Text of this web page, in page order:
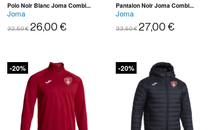
Polo Noir Blanc Joma Combi...
Joma
32,50 € 26,00 €
Pantalon Noir Joma Combi...
Joma
33,50 € 27,00 €
-20% -20%